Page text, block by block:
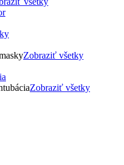
Zobraziť všetky
Zobraziť všetky